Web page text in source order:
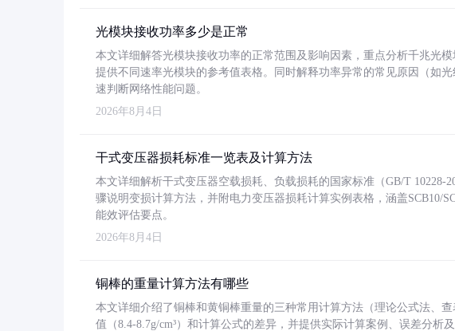
光模块接收功率多少是正常
本文详细解答光模块接收功率的正常范围及影响因素，重点分析千兆光
提供不同速率光模块的参考值表格。同时解释功率异常的常见原因（如
速判断网络性能问题。
2026年8月4日
干式变压器损耗标准一览表及计算方法
本文详细解析干式变压器空载损耗、负载损耗的国家标准（GB/T 10228-
骤说明变损计算方法，并附电力变压器损耗计算实例表格，涵盖SCB10/
能效评估要点。
2026年8月4日
铜棒的重量计算方法有哪些
本文详细介绍了铜棒和黄铜棒重量的三种常用计算方法（理论公式法、
值（8.4-8.7g/cm³）和计算公式的差异，并提供实际计算案例、误差分析